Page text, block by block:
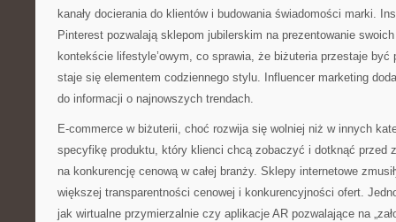
kanały docierania do klientów i budowania świadomości marki.
Pinterest pozwalają sklepom jubilerskim na prezentowanie
kontekście lifestyle’owym, co sprawia, że biżuteria przestaje
staje się elementem codziennego stylu. Influencer marketing
do informacji o najnowszych trendach.
E-commerce w biżuterii, choć rozwija się wolniej niż w innych
specyfikę produktu, który klienci chcą zobaczyć i dotknąć przed
na konkurencję cenową w całej branży. Sklepy internetowe
większej transparentności cenowej i konkurencyjności ofert.
jak wirtualne przymierzalnie czy aplikacje AR pozwalające na